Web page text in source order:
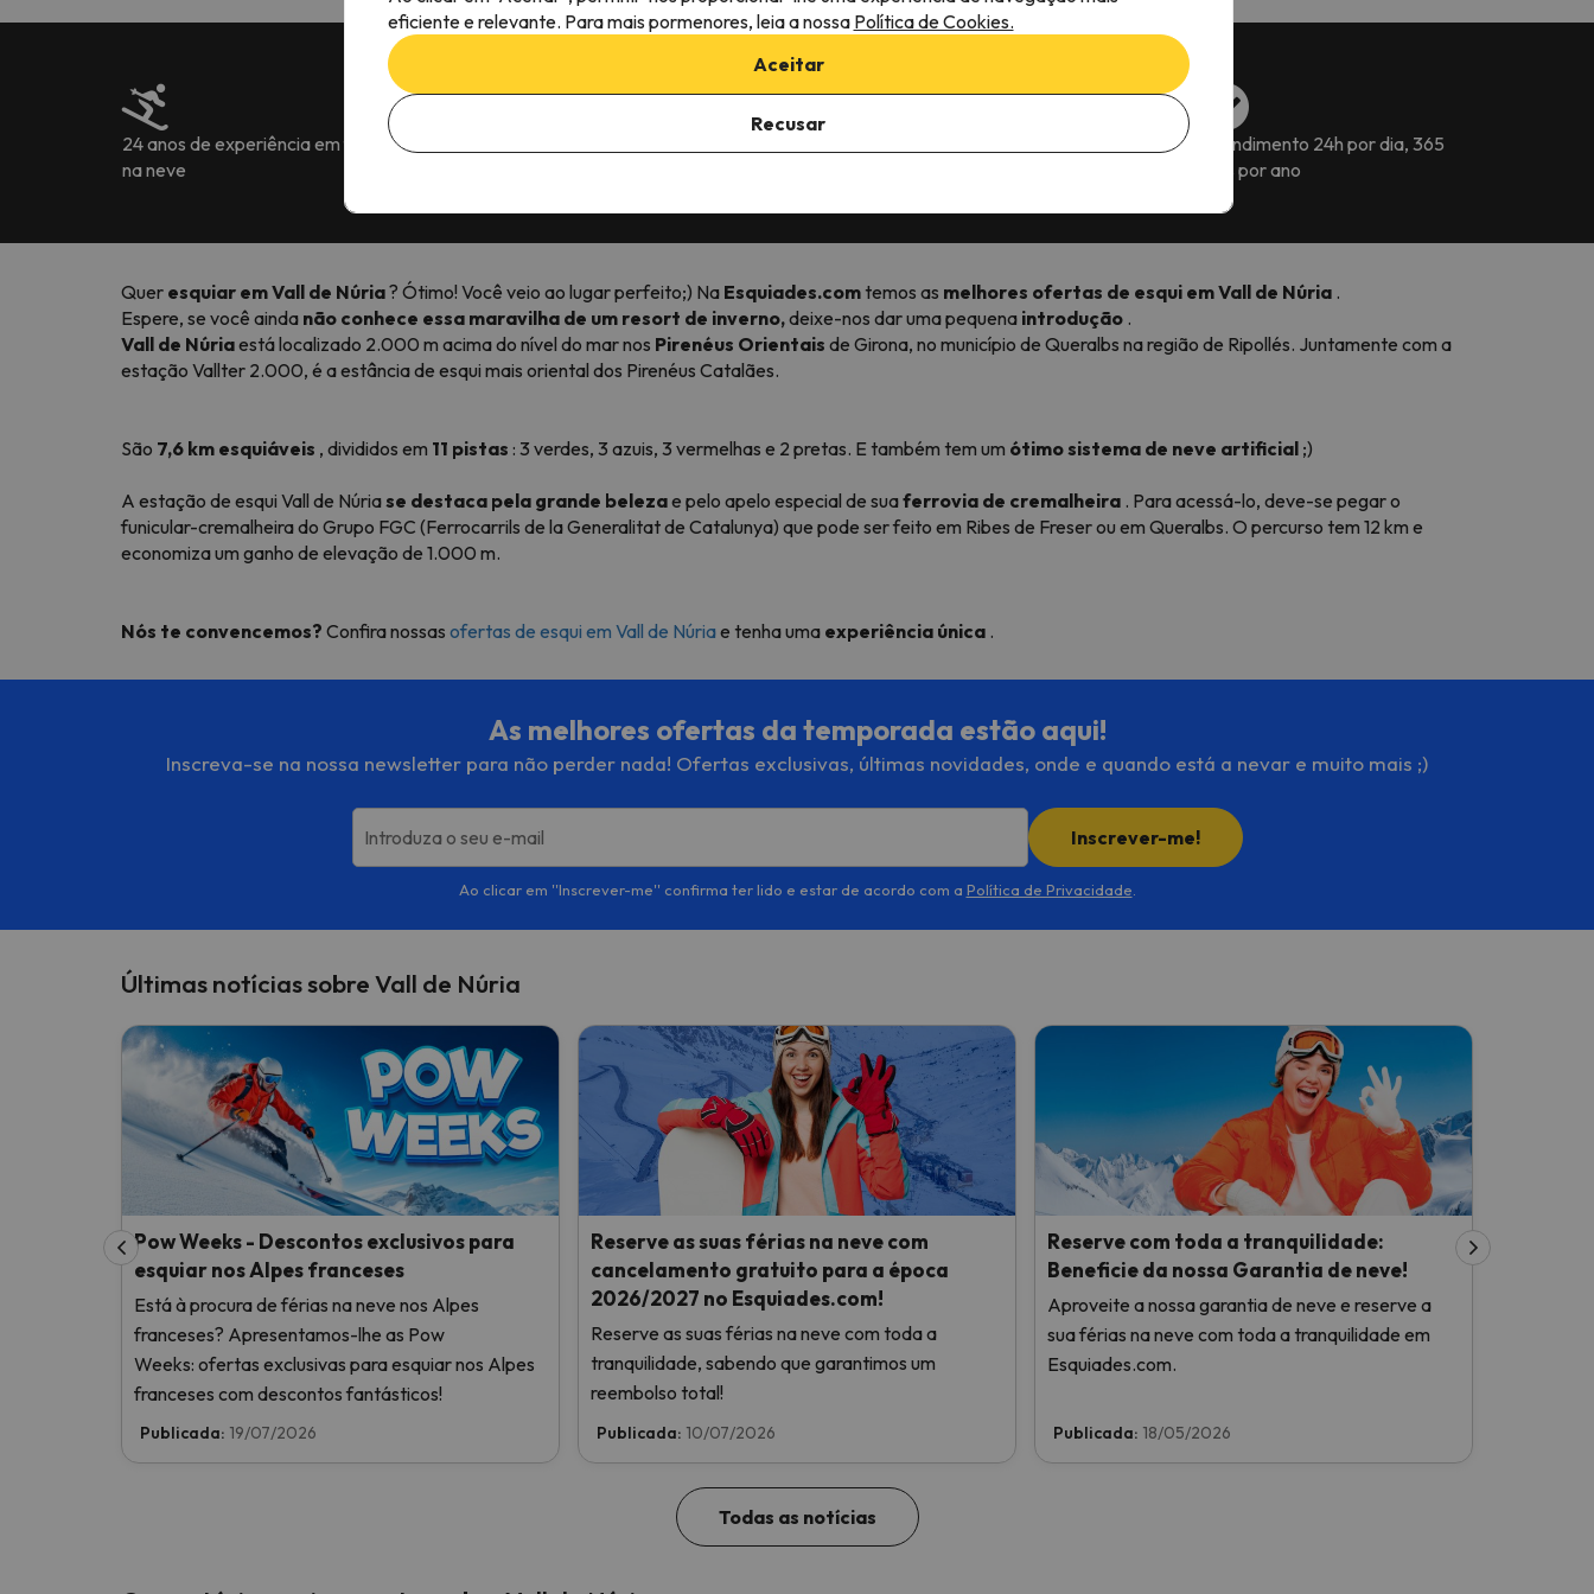
24 anos de experiência em férias
na neve
Mais de 222.905 avaliações em
Opções flexíveis para reservar a
Atendimento 24h por dia, 365
dias por ano
Quer esquiar em Vall de Núria? Ótimo! Você veio ao lugar perfeito;) Na Esquiades.com temos as melhores ofertas de esqui em Vall de Núria .
Espere, se você ainda não conhece essa maravilha de um resort de inverno,deixe-nos dar uma pequena introdução .
Vall de Núriaestá localizado 2.000 m acima do nível do mar nos Pirenéus Orientais de Girona, no município de Queralbs na região de Ripollés. Juntamente com a
estação Vallter 2.000, é a estância de esqui mais oriental dos Pirenéus Catalães.
São 7,6 km esquiáveis , divididos em 11 pistas : 3 verdes, 3 azuis, 3 vermelhas e 2 pretas. E também tem um ótimo sistema de neve artificial ;)
A estação de esqui Vall de Núriase destaca pela grande belezae pelo apelo especial de suaferrovia de cremalheira . Para acessá-lo, deve-se pegar o
funicular-cremalheira do Grupo FGC (Ferrocarrils de la Generalitat de Catalunya) que pode ser feito em Ribes de Freser ou em Queralbs. O percurso tem 12 km e
economiza um ganho de elevação de 1.000 m.
Nós te convencemos? Confira nossas ofertas de esqui em Vall de Núriae tenha uma experiência única .
As melhores ofertas da temporada estão aqui!
Inscreva-se na nossa newsletter para não perder nada! Ofertas exclusivas, últimas novidades, onde e quando está a nevar e muito mais ;)
Introduza o seu e-mail Inscrever-me!
Ao clicar em ''Inscrever-me'' confirma ter lido e estar de acordo com a Política de Privacidade
Últimas notícias sobre Vall de Núria
Pow Weeks - Descontos exclusivos para
esquiar nos Alpes franceses
Está à procura de férias na neve nos Alpes
franceses? Apresentamos-lhe as Pow
Weeks: ofertas exclusivas para esquiar nos Alpes
franceses com descontos fantásticos!
Publicada: 19/07/2026
Reserve as suas férias na neve com
cancelamento gratuito para a época
2026/2027 no Esquiades.com!
Reserve as suas férias na neve com toda a
tranquilidade, sabendo que garantimos um
reembolso total!
Publicada: 10/07/2026
Reserve com toda a tranquilidade:
Beneficie da nossa Garantia de neve!
Aproveite a nossa garantia de neve e reserve a
sua férias na neve com toda a tranquilidade em
Esquiades.com.
Publicada: 18/05/2026
Todas as notícias
eficiente e relevante. Para mais pormenores, leia a nossa Política de Cookies.
Aceitar
Recusar